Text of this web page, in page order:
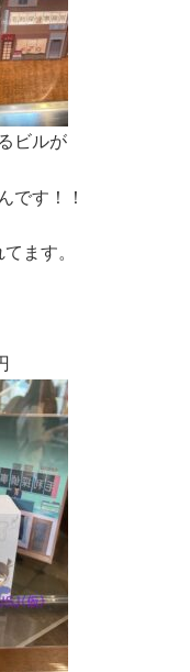
ビルが
です！！
ます。